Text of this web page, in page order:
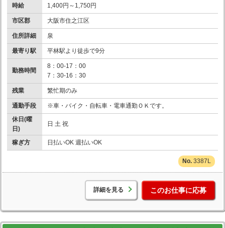
時給 1,400円～1,750円
市区郡 大阪市住之江区
住所詳細 泉
最寄り駅 平林駅より徒歩で9分
勤務時間
8：00-17：00
7：30-16：30
残業 繁忙期のみ
通勤手段
※車・バイク・自転車・電車通勤ＯＫです。
休日(曜
日)
日 土 祝
稼ぎ方 日払いOK 週払いOK
3387L
詳細を見る このお仕事に応募